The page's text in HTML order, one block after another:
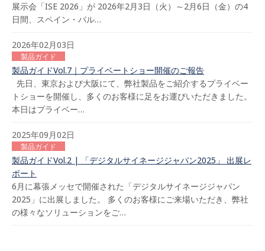
展示会「ISE 2026」が 2026年2月3日（火）～2月6日（金）の4
日間、スペイン・バル…
2026年02月03日
製品ガイド
製品ガイドVol.7｜プライベートショー開催のご報告
先日、東京および大阪にて、弊社製品をご紹介するプライベー
トショーを開催し、多くのお客様に足をお運びいただきました。
本日はプライベー…
2025年09月02日
製品ガイド
製品ガイドVol.2 | 「デジタルサイネージジャパン2025」 出展レ
ポート
6月に幕張メッセで開催された「デジタルサイネージジャパン
2025」に出展しました。 多くのお客様にご来場いただき、弊社
の様々なソリューションをご…